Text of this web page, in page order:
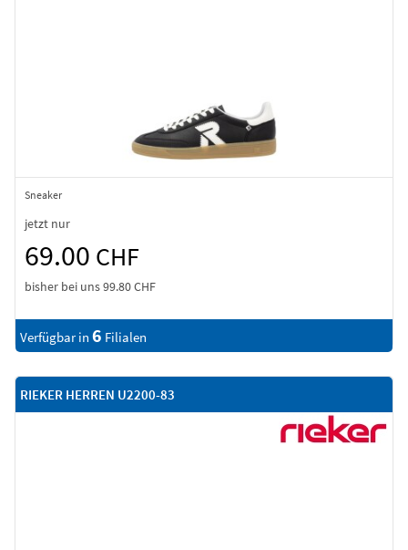
Sneaker
jetzt nur
69.00 CHF
bisher bei uns99.80 CHF
Verfügbar in 6 Filialen
RIEKER HERREN U2200-83